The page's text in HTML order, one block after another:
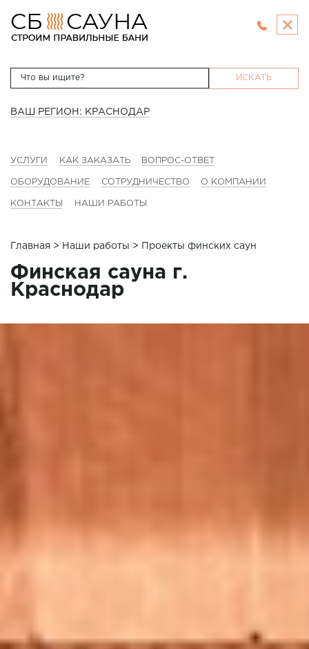
ИСКАТЬ
ВАШ РЕГИОН: КРАСНОДАР
УСЛУГИ КАК ЗАКАЗАТЬ ВОПРОС-ОТВЕТ
ОБОРУДОВАНИЕ СОТРУДНИЧЕСТВО О КОМПАНИИ
КОНТАКТЫ НАШИ РАБОТЫ
Главная > Наши работы > Проекты финских саун
Финская сауна г.
Краснодар